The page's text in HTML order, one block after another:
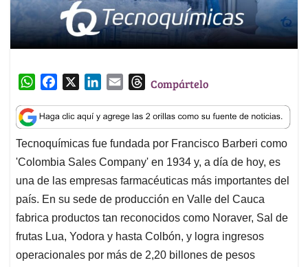
W
a
t
s
A
p
p
c
e
b
o
o
k
n
k
e
d
I
n
a
i
l
T
r
e
a
d
s
Compártelo
Tecnoquímicas fue fundada por Francisco Barberi como
'Colombia Sales Company' en 1934 y, a día de hoy, es
una de las empresas farmacéuticas más importantes del
país. En su sede de producción en Valle del Cauca
fabrica productos tan reconocidos como Noraver, Sal de
frutas Lua, Yodora y hasta Colbón, y logra ingresos
operacionales por más de 2,20 billones de pesos